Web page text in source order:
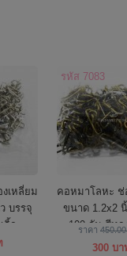
เหลี่ยม
บรรจุ
กิ้ล
รหัส 7083
คอหมาโลหะ ช่
ขนาด 1.2x2
100 อัน สีทอ
ราคา
300 บา